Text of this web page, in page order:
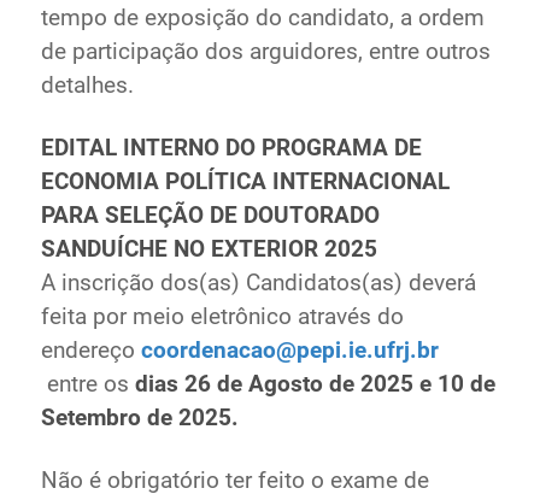
tempo de exposição do candidato, a ordem
de participação dos arguidores, entre outros
detalhes.
EDITAL INTERNO DO PROGRAMA DE
ECONOMIA POLÍTICA INTERNACIONAL
PARA SELEÇÃO DE DOUTORADO
SANDUÍCHE NO EXTERIOR 2025
A inscrição dos(as) Candidatos(as) deverá
feita por meio eletrônico através do
endereço coordenacao@pepi.ie.ufrj.br
entre os dias 26 de Agosto de 2025 e 10 de
Setembro de 2025.
Não é obrigatório ter feito o exame de